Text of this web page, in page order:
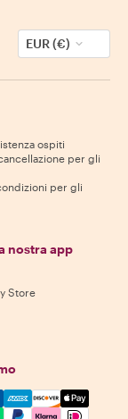
EUR (€)
ospiti
per gli
per gli
nostra app
Store
Visa, Amex,